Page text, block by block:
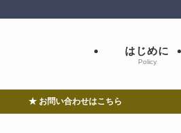
はじめに
Policy
★ お問い合わせはこちら